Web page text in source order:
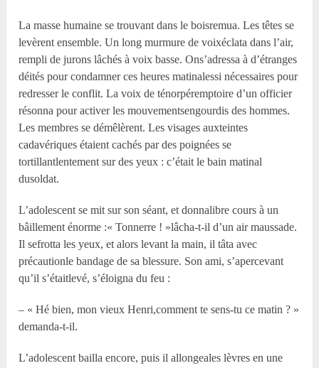
La masse humaine se trouvant dans le boisremua. Les têtes se
levèrent ensemble. Un long murmure de voixéclata dans l’air,
rempli de jurons lâchés à voix basse. Ons’adressa à d’étranges
déités pour condamner ces heures matinalessi nécessaires pour
redresser le conflit. La voix de ténorpéremptoire d’un officier
résonna pour activer les mouvementsengourdis des hommes.
Les membres se démêlèrent. Les visages auxteintes
cadavériques étaient cachés par des poignées se
tortillantlentement sur des yeux : c’était le bain matinal
dusoldat.
L’adolescent se mit sur son séant, et donnalibre cours à un
bâillement énorme :« Tonnerre ! »lâcha-t-il d’un air maussade.
Il sefrotta les yeux, et alors levant la main, il tâta avec
précautionle bandage de sa blessure. Son ami, s’apercevant
qu’il s’étaitlevé, s’éloigna du feu :
– « Hé bien, mon vieux Henri,comment te sens-tu ce matin ? »
demanda-t-il.
L’adolescent bailla encore, puis il allongeales lèvres en une